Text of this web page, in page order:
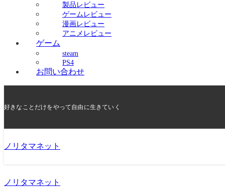
製品レビュー
ゲームレビュー
漫画レビュー
アニメレビュー
ゲーム
steam
PS4
お問い合わせ
好きなことだけをやって自由に生きていく
ノリタマネット
ノリタマネット